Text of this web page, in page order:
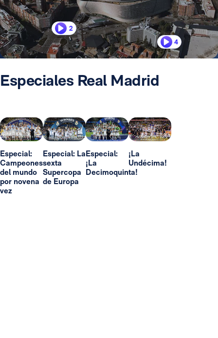
2
4
Especiales Real Madrid
Especial:
Campeones
del mundo
por novena
vez
Especial: La
sexta
Supercopa
de Europa
Especial:
¡La
Decimoquinta!
¡La
Undécima!